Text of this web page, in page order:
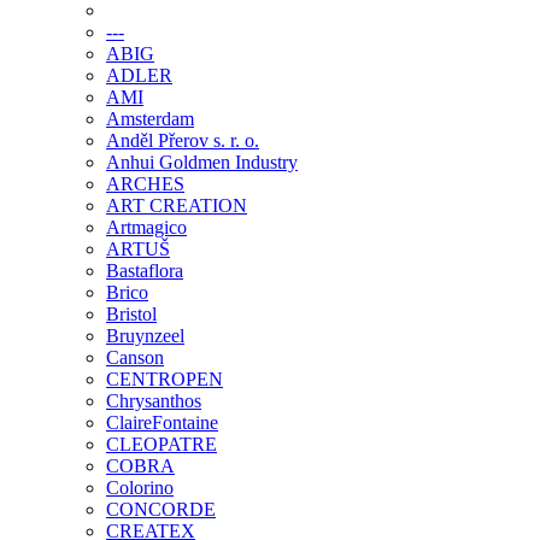
---
ABIG
ADLER
AMI
Amsterdam
Anděl Přerov s. r. o.
Anhui Goldmen Industry
ARCHES
ART CREATION
Artmagico
ARTUŠ
Bastaflora
Brico
Bristol
Bruynzeel
Canson
CENTROPEN
Chrysanthos
ClaireFontaine
CLEOPATRE
COBRA
Colorino
CONCORDE
CREATEX